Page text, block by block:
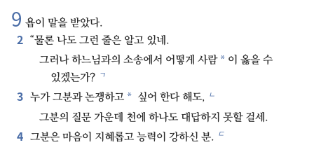
9 욥이 말을 받았다.
2 “물론 나도 그런 줄은 알고 있네.
그러나 하느님과의 소송에서 어떻게 사람 * 이 옳을 수
있겠는가? ㄱ
3 누가 그분과 논쟁하고 * 싶어 한다 해도, ㄴ
그분의 질문 가운데 천에 하나도 대답하지 못할 걸세.
4 그분은 마음이 지혜롭고 능력이 강하신 분. ㄷ